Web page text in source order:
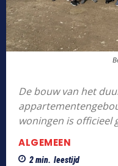
De bouw van het
woningen is officieel
ALGEMEEN
2min. leestijd